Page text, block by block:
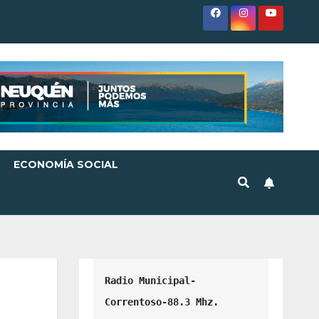
ECONOMÍA SOCIAL
Radio Municipal-
Correntoso-88.3 Mhz.